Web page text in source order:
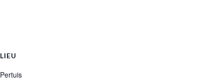
LIEU
Pertuis